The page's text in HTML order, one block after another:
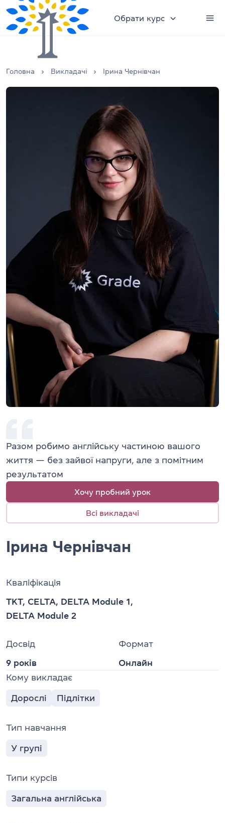
Обрати курс
Головна Викладачі Ірина Чернівчан
Разом робимо англійську частиною вашого
життя — без зайвої напруги, але з помітним
результатом
Хочу пробний урок
Всі викладачі
Ірина Чернівчан
Кваліфікація
TKT, CELTA, DELTA Module 1,
DELTA Module 2
Досвід
9 років
Формат
Онлайн
Кому викладає
Дорослі Підлітки
Тип навчання
У групі
Типи курсів
Загальна англійська